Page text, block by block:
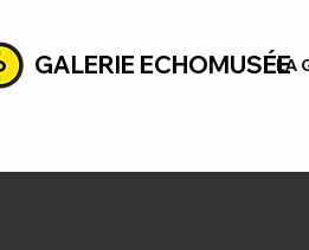
GALERIE ECHOMUSÉE
LA